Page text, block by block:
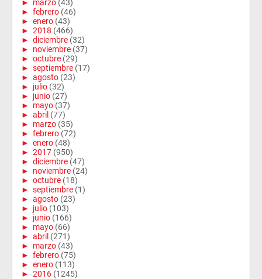
► marzo (43)
► febrero (46)
► enero (43)
► 2018 (466)
► diciembre (32)
► noviembre (37)
► octubre (29)
► septiembre (17)
► agosto (23)
► julio (32)
► junio (27)
► mayo (37)
► abril (77)
► marzo (35)
► febrero (72)
► enero (48)
► 2017 (950)
► diciembre (47)
► noviembre (24)
► octubre (18)
► septiembre (1)
► agosto (23)
► julio (103)
► junio (166)
► mayo (66)
► abril (271)
► marzo (43)
► febrero (75)
► enero (113)
► 2016 (1245)